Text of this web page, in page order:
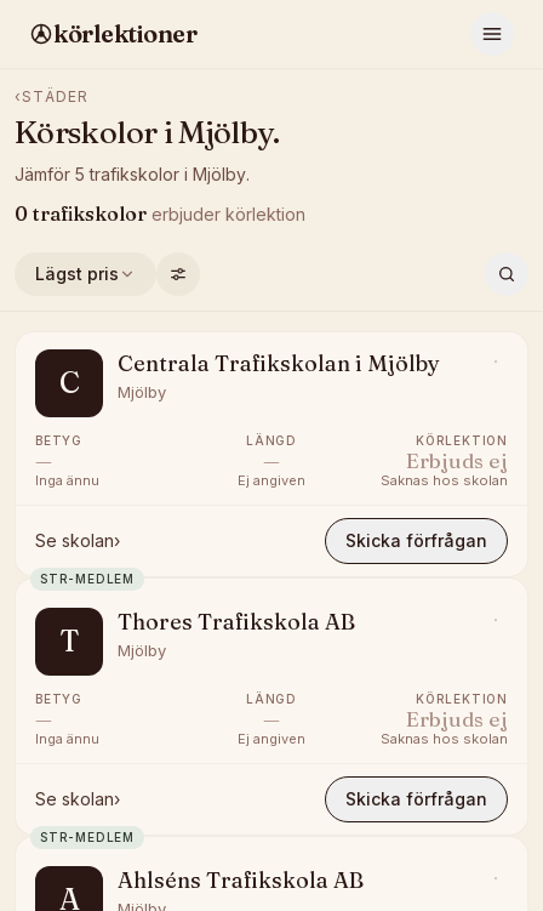
körlektioner
‹ STÄDER
Körskolor iMjölby.
Jämför 5 trafikskolor i Mjölby.
0 trafikskolor erbjuder körlektion
Lägst pris
C
Centrala Trafikskolan i Mjölby
Mjölby
BETYG
—
Inga ännu
LÄNGD
—
Ej angiven
KÖRLEKTION
Erbjuds ej
Saknas hos skolan
Se skolan› Skicka förfrågan
STR-MEDLEM
T
Thores Trafikskola AB
Mjölby
BETYG
—
Inga ännu
LÄNGD
—
Ej angiven
KÖRLEKTION
Erbjuds ej
Saknas hos skolan
Se skolan› Skicka förfrågan
STR-MEDLEM
A
Ahlséns Trafikskola AB